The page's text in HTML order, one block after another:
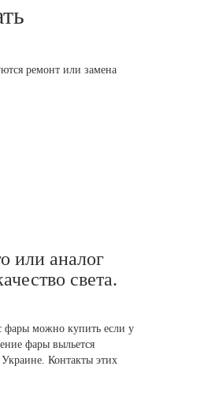
ремонт или замена
или аналог
света.
фары можно купить если у
фары выльется
Контакты этих